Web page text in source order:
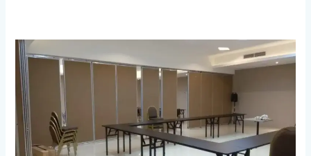
Proses
Pembuatan
Pintu
Partisi